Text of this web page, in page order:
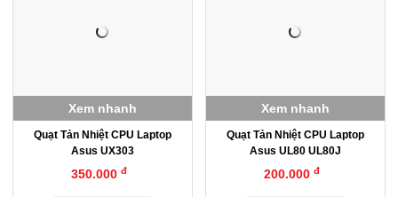
Quạt Tản Nhiệt CPU Laptop
Asus UX303
350.000đ
Xem nhanh
Quạt Tản Nhiệt CPU Laptop
Asus UL80 UL80J
200.000đ
Xem nhanh